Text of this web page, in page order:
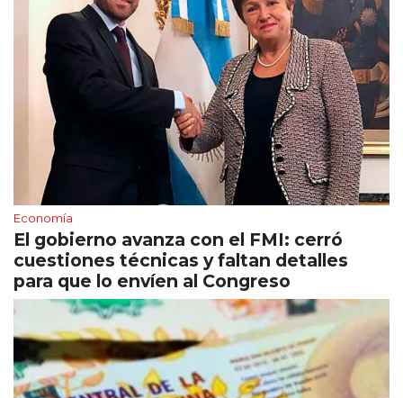
Economía
El gobierno avanza con el FMI: cerró
cuestiones técnicas y faltan detalles
para que lo envíen al Congreso